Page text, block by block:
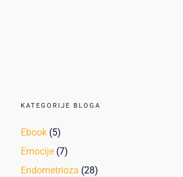
KATEGORIJE BLOGA
Ebook (5)
Emocije (7)
Endometrioza (28)